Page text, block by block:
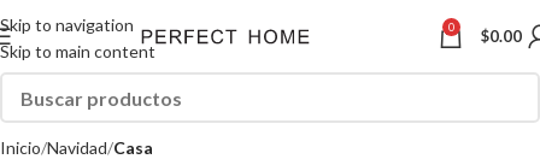
Skip to navigation
Skip to main content
0 $0.00
Inicio Navidad Casa